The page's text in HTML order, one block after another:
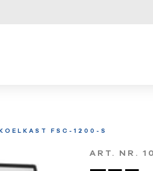
FSC-1200-S
ART. NR.